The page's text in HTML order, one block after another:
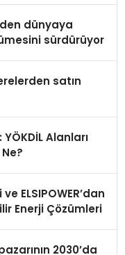
dünyaya
sürdürüyor
satın
Alanları
ELSIPOWER’dan
Enerji Çözümleri
2030’da